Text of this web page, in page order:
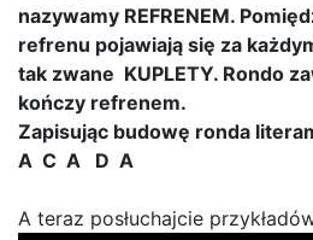
nazywamy REFRENEM.
refrenu pojawiają się za
tak zwane KUPLETY. Rondo
kończy refrenem.
Zapisując budowę ronda
A C A D A
A teraz posłuchajcie